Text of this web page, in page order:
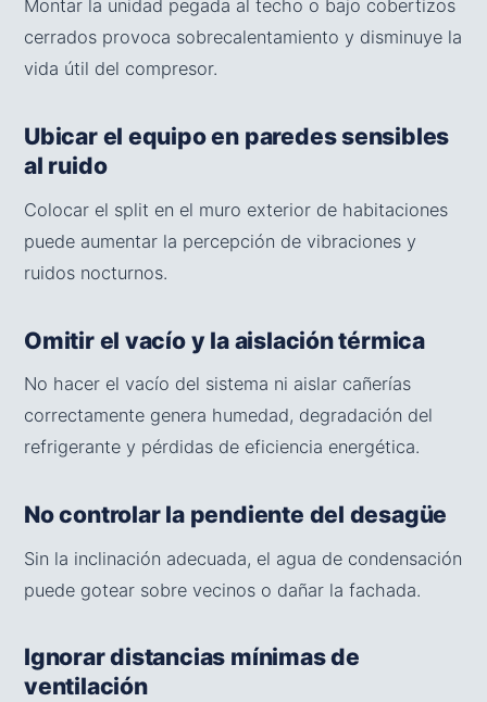
Montar la unidad pegada al techo o bajo cobertizos
cerrados provoca sobrecalentamiento y disminuye la
vida útil del compresor.
Ubicar el equipo en paredes sensibles
al ruido
Colocar el split en el muro exterior de habitaciones
puede aumentar la percepción de vibraciones y
ruidos nocturnos.
Omitir el vacío y la aislación térmica
No hacer el vacío del sistema ni aislar cañerías
correctamente genera humedad, degradación del
refrigerante y pérdidas de eficiencia energética.
No controlar la pendiente del desagüe
Sin la inclinación adecuada, el agua de condensación
puede gotear sobre vecinos o dañar la fachada.
Ignorar distancias mínimas de
ventilación